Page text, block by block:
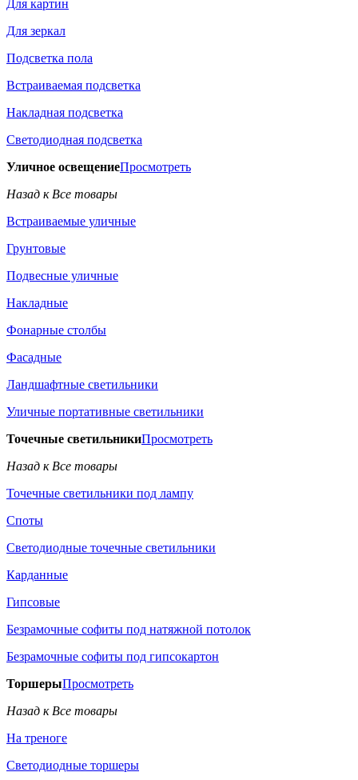
Для картин
Для зеркал
Подсветка пола
Встраиваемая подсветка
Накладная подсветка
Светодиодная подсветка
Уличное освещениеПросмотреть
Назад к Все товары
Встраиваемые уличные
Грунтовые
Подвесные уличные
Накладные
Фонарные столбы
Фасадные
Ландшафтные светильники
Уличные портативные светильники
Точечные светильникиПросмотреть
Назад к Все товары
Точечные светильники под лампу
Споты
Светодиодные точечные светильники
Карданные
Гипсовые
Безрамочные софиты под натяжной потолок
Безрамочные софиты под гипсокартон
ТоршерыПросмотреть
Назад к Все товары
На треноге
Светодиодные торшеры